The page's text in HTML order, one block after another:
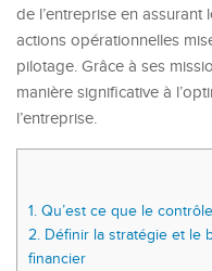
de l’entreprise en
actions opérationnelles
pilotage. Grâce à ses
manière significative à
l’entreprise.
1. Qu’est ce que le
2. Définir la stratégie et le
financier